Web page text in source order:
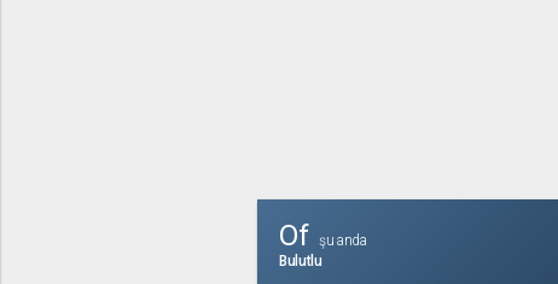
Of şu anda
Bulutlu